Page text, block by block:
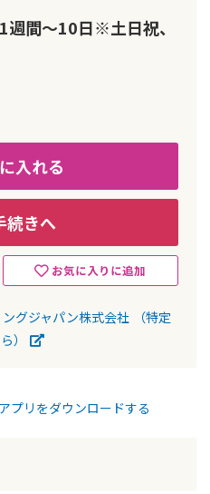
間～10日※土日祝、
入れる
続きへ
お気に入りに追加
グジャパン株式会社
（特定
）
アプリをダウンロードする